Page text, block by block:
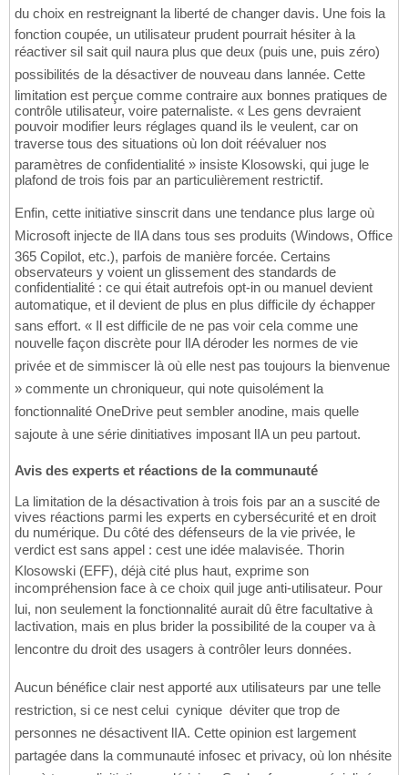
du choix en restreignant la liberté de changer davis. Une fois la
fonction coupée, un utilisateur prudent pourrait hésiter à la
réactiver sil sait quil naura plus que deux (puis une, puis zéro)
possibilités de la désactiver de nouveau dans lannée. Cette
limitation est perçue comme contraire aux bonnes pratiques de
contrôle utilisateur, voire paternaliste. « Les gens devraient
pouvoir modifier leurs réglages quand ils le veulent, car on
traverse tous des situations où lon doit réévaluer nos
paramètres de confidentialité » insiste Klosowski, qui juge le
plafond de trois fois par an particulièrement restrictif.
Enfin, cette initiative sinscrit dans une tendance plus large où
Microsoft injecte de lIA dans tous ses produits (Windows, Office
365 Copilot, etc.), parfois de manière forcée. Certains
observateurs y voient un glissement des standards de
confidentialité : ce qui était autrefois opt-in ou manuel devient
automatique, et il devient de plus en plus difficile dy échapper
sans effort. « Il est difficile de ne pas voir cela comme une
nouvelle façon discrète pour lIA déroder les normes de vie
privée et de simmiscer là où elle nest pas toujours la bienvenue
» commente un chroniqueur, qui note quisolément la
fonctionnalité OneDrive peut sembler anodine, mais quelle
sajoute à une série dinitiatives imposant lIA un peu partout.
Avis des experts et réactions de la communauté
La limitation de la désactivation à trois fois par an a suscité de
vives réactions parmi les experts en cybersécurité et en droit
du numérique. Du côté des défenseurs de la vie privée, le
verdict est sans appel : cest une idée malavisée. Thorin
Klosowski (EFF), déjà cité plus haut, exprime son
incompréhension face à ce choix quil juge anti-utilisateur. Pour
lui, non seulement la fonctionnalité aurait dû être facultative à
lactivation, mais en plus brider la possibilité de la couper va à
lencontre du droit des usagers à contrôler leurs données.
Aucun bénéfice clair nest apporté aux utilisateurs par une telle
restriction, si ce nest celui  cynique  déviter que trop de
personnes ne désactivent lIA. Cette opinion est largement
partagée dans la communauté infosec et privacy, où lon nhésite